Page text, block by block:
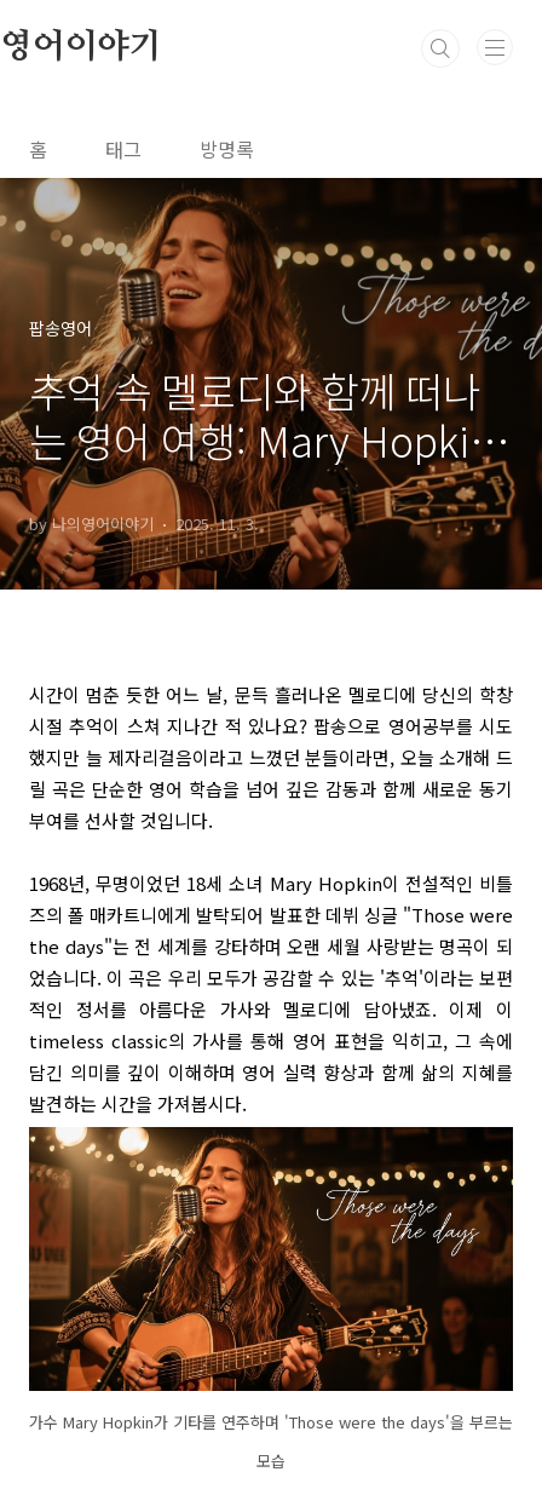
영어이야기
홈 태그 방명록
팝송영어
추억 속 멜로디와 함께 떠나
는 영어 여행: Mary Hopkin
의 "Those were the days"
가사 완전 정복!
by 나의영어이야기 2025. 11. 3.
시간이 멈춘 듯한 어느 날, 문득 흘러나온 멜로디에 당신의 학창
시절 추억이 스쳐 지나간 적 있나요? 팝송으로 영어공부를 시도
했지만 늘 제자리걸음이라고 느꼈던 분들이라면, 오늘 소개해 드
릴 곡은 단순한 영어 학습을 넘어 깊은 감동과 함께 새로운 동기
부여를 선사할 것입니다.
1968년, 무명이었던 18세 소녀 Mary Hopkin이 전설적인 비틀
즈의 폴 매카트니에게 발탁되어 발표한 데뷔 싱글 "Those were
the days"는 전 세계를 강타하며 오랜 세월 사랑받는 명곡이 되
었습니다. 이 곡은 우리 모두가 공감할 수 있는 '추억'이라는 보편
적인 정서를 아름다운 가사와 멜로디에 담아냈죠. 이제 이
timeless classic의 가사를 통해 영어 표현을 익히고, 그 속에
담긴 의미를 깊이 이해하며 영어 실력 향상과 함께 삶의 지혜를
발견하는 시간을 가져봅시다.
가수 Mary Hopkin가 기타를 연주하며 'Those were the days'을 부르는
모습